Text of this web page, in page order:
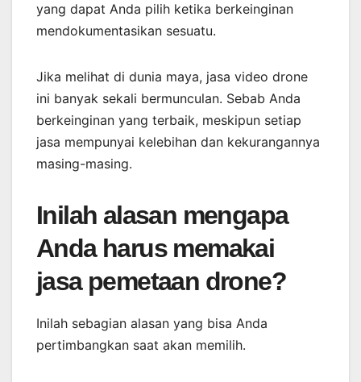
yang dapat Anda pilih ketika berkeinginan
mendokumentasikan sesuatu.
Jika melihat di dunia maya, jasa video drone
ini banyak sekali bermunculan. Sebab Anda
berkeinginan yang terbaik, meskipun setiap
jasa mempunyai kelebihan dan kekurangannya
masing-masing.
Inilah alasan mengapa
Anda harus memakai
jasa pemetaan drone?
Inilah sebagian alasan yang bisa Anda
pertimbangkan saat akan memilih.